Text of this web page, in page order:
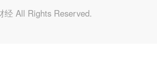
经 All Rights Reserved.